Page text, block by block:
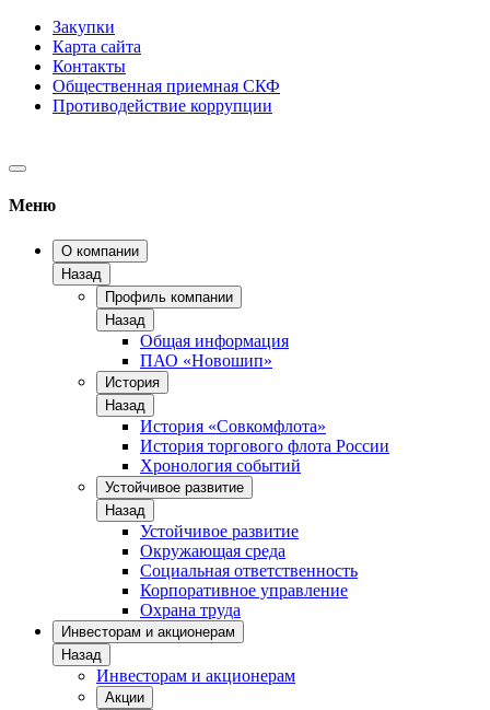
Закупки
Карта сайта
Контакты
Общественная приемная СКФ
Противодействие коррупции
Меню
О компании
Назад
Профиль компании
Назад
Общая информация
ПАО «Новошип»
История
Назад
История «Совкомфлота»
История торгового флота России
Хронология событий
Устойчивое развитие
Назад
Устойчивое развитие
Окружающая среда
Социальная ответственность
Корпоративное управление
Охрана труда
Инвесторам и акционерам
Назад
Инвесторам и акционерам
Акции